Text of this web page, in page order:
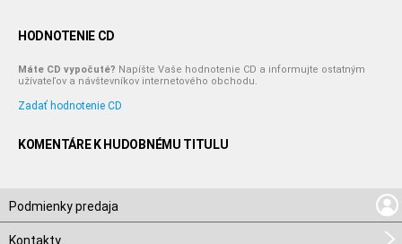
HODNOTENIE CD
Máte CD vypočuté? Napíšte Vaše hodnotenie CD a informujte ostatným
užívateľov a návštevníkov internetového obchodu.
Zadať hodnotenie CD
KOMENTÁRE K HUDOBNÉMU TITULU
Podmienky predaja
Kontakty